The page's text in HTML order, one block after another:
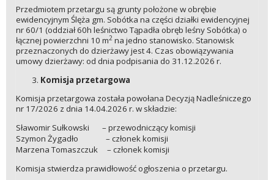
Przedmiotem przetargu są grunty położone w obrębie
ewidencyjnym Ślęża gm. Sobótka na części działki ewidencyjnej
nr 60/1 (oddział 60h leśnictwo Tąpadła obręb leśny Sobótka) o
łącznej powierzchni 10 m2 na jedno stanowisko. Stanowisk
przeznaczonych do dzierżawy jest 4. Czas obowiązywania
umowy dzierżawy: od dnia podpisania do 31.12.2026 r.
Komisja przetargowa
Komisja przetargowa została powołana Decyzją Nadleśniczego
nr 17/2026 z dnia 14.04.2026 r. w składzie:
Sławomir Sułkowski – przewodniczący komisji
Szymon Żygadło – członek komisji
Marzena Tomaszczuk – członek komisji
Komisja stwierdza prawidłowość ogłoszenia o przetargu.